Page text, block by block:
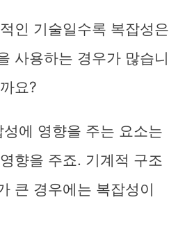
인 기술일수록 복잡성은
사용하는 경우가 많습니
요?
에 영향을 주는 요소는
향을 주죠. 기계적 구조
큰 경우에는 복잡성이